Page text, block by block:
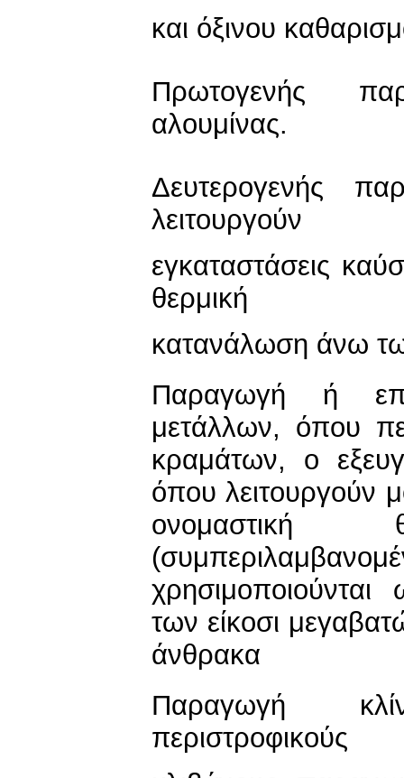
και όξινου
Πρωτογενής
αλουμίνας.
Δευτερογενής
λειτουργούν
εγκαταστάσεις
θερμική
κατανάλωση άνω
Παραγωγή ή
μετάλλων, όπου
κραμάτων, ο
όπου λειτουργούν
ονομαστική
των είκοσι
άνθρακα
Παραγωγή
περιστροφικούς